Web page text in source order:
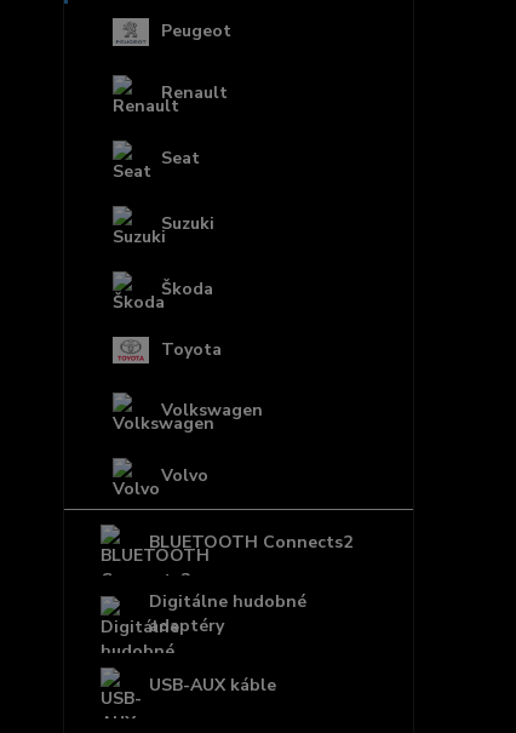
Peugeot
Renault
Seat
Suzuki
Škoda
Toyota
Volkswagen
Volvo
BLUETOOTH Connects2
Digitálne hudobné
adaptéry
USB-AUX káble